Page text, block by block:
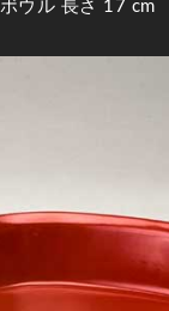
ボウル 長さ 17 cm